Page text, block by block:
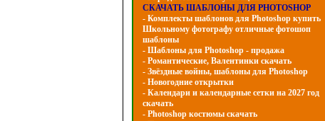
СКАЧАТЬ ШАБЛОНЫ ДЛЯ PHOTOSHOP
- Комплекты шаблонов для Photoshop купить
Школьному фотографу отличные фотошоп
шаблоны
- Шаблоны для Photoshop - продажа
- Романтические, Валентинки скачать
- Звёздные войны, шаблоны для Photoshop
- Hовогодние открытки
- Календари и календарные сетки на 2027 год
скачать
- Photoshop костюмы скачать